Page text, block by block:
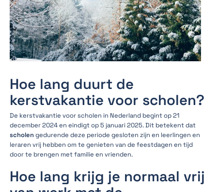
Hoe lang duurt de
kerstvakantie voor scholen?
De kerstvakantie voor scholen in Nederland begint op 21
december 2024 en eindigt op 5 januari 2025. Dit betekent dat
scholengedurende deze periode gesloten zijn en leerlingen en
leraren vrij hebben om te genieten van de feestdagen en tijd
door te brengen met familie en vrienden.
Hoe lang krijg je normaal vrij